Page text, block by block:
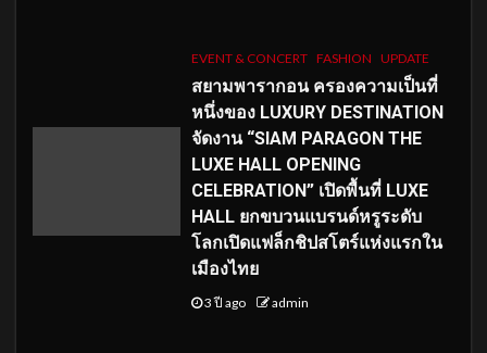
EVENT & CONCERT FASHION UPDATE
สยามพารากอน ครองความเป็นที่
หนึ่งของ LUXURY DESTINATION
จัดงาน “SIAM PARAGON THE
LUXE HALL OPENING
CELEBRATION” เปิดพื้นที่ LUXE
HALL ยกขบวนแบรนด์หรูระดับ
โลกเปิดแฟล็กชิปสโตร์แห่งแรกใน
เมืองไทย
3 ปี ago admin